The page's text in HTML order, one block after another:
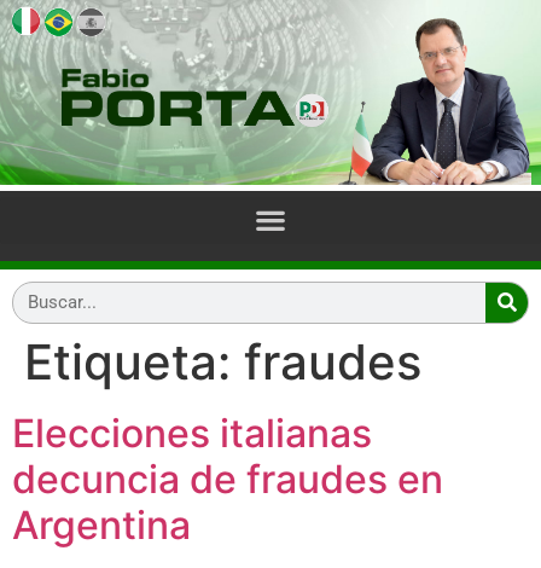
Etiqueta: fraudes
Elecciones italianas
decuncia de fraudes en
Argentina